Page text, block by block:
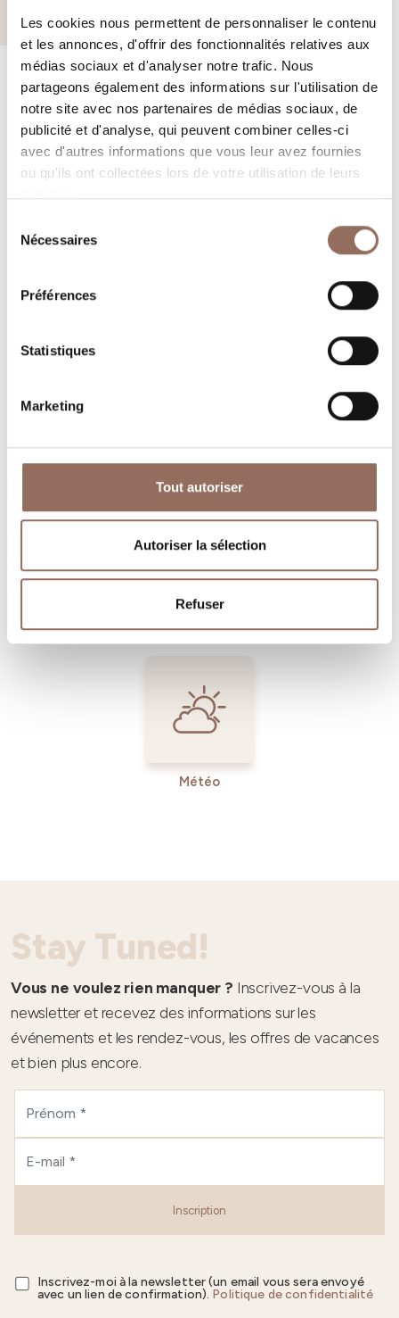
Les cookies nous permettent de personnaliser le contenu
et les annonces, d'offrir des fonctionnalités relatives aux
médias sociaux et d'analyser notre trafic. Nous
partageons également des informations sur l'utilisation de
notre site avec nos partenaires de médias sociaux, de
publicité et d'analyse, qui peuvent combiner celles-ci
avec d'autres informations que vous leur avez fournies
ou qu'ils ont collectées lors de votre utilisation de leurs
Nécessaires
Préférences
Statistiques
Marketing
Tout autoriser
Autoriser la sélection
Refuser
Vos vacances
Programmez où dormir, où manger, quoi faire et visiter
gardant un œil sur la météo en temps réel
Operateurs du
Entrant
Services
Météo
Stay Tuned!
Vous ne voulez rien manquer ? Inscrivez-vous à la
newsletter et recevez des informations sur les
événements et les rendez-vous, les offres de vacances
et bien plus encore.
Inscription
Inscrivez-moi à la newsletter (un email vous sera envoyé
avec un lien de confirmation). Politique de confidentialité